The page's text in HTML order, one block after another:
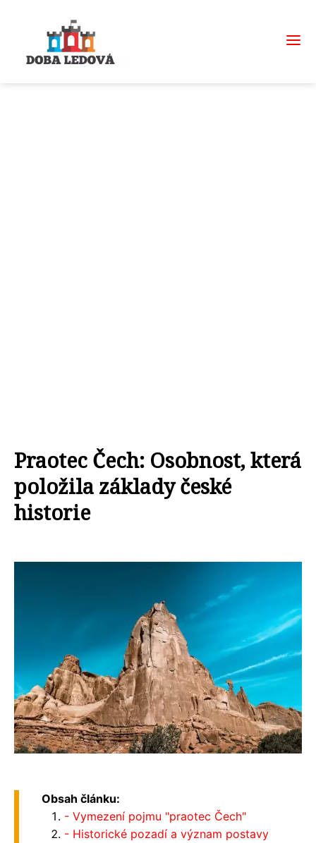
Praotec Čech: Osobnost, která
položila základy české
historie
Obsah článku:
- Vymezení pojmu "praotec Čech"
- Historické pozadí a význam postavy